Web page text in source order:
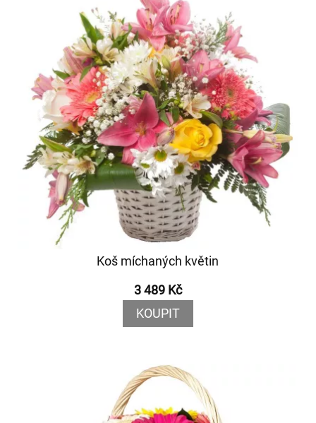
Koš míchaných květin
3 489 Kč
KOUPIT